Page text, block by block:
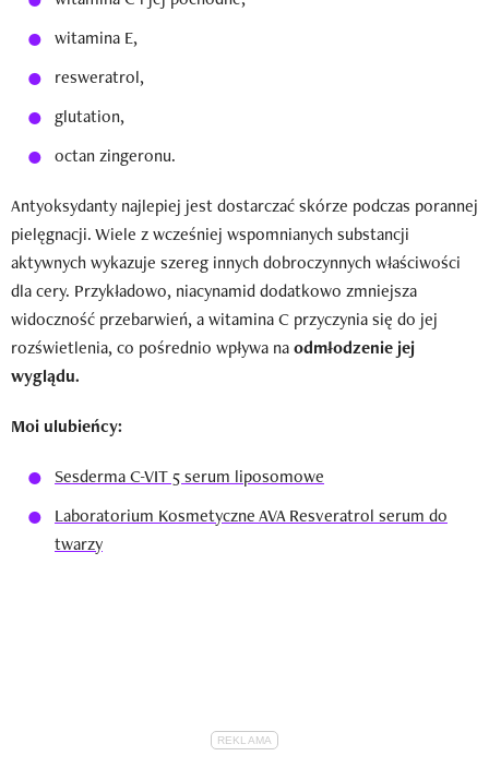
witamina E,
resweratrol,
glutation,
octan zingeronu.
Antyoksydanty najlepiej jest dostarczać skórze podczas porannej
pielęgnacji. Wiele z wcześniej wspomnianych substancji
aktywnych wykazuje szereg innych dobroczynnych właściwości
dla cery. Przykładowo, niacynamid dodatkowo zmniejsza
widoczność przebarwień, a witamina C przyczynia się do jej
rozświetlenia, co pośrednio wpływa naodmłodzenie jej
wyglądu.
Moi ulubieńcy:
Sesderma C-VIT 5 serum liposomowe
Laboratorium Kosmetyczne AVA Resveratrol serum do
twarzy